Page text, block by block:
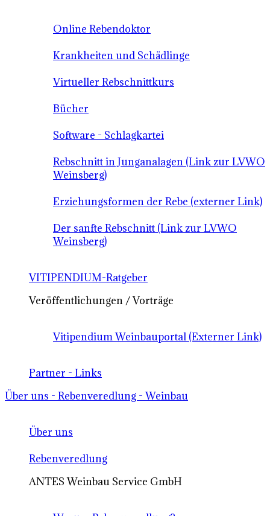
Online Rebendoktor
Krankheiten und Schädlinge
Virtueller Rebschnittkurs
Bücher
Software - Schlagkartei
Rebschnitt in Junganalagen (Link zur LVWO
Weinsberg)
Erziehungsformen der Rebe (externer Link)
Der sanfte Rebschnitt (Link zur LVWO
Weinsberg)
VITIPENDIUM-Ratgeber
Veröffentlichungen / Vorträge
Vitipendium Weinbauportal (Externer Link)
Partner - Links
Über uns - Rebenveredlung - Weinbau
Über uns
Rebenveredlung
ANTES Weinbau Service GmbH